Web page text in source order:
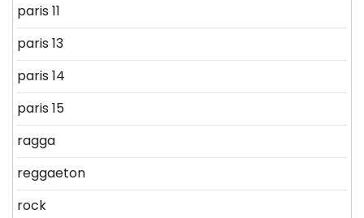
paris 11
paris 13
paris 14
paris 15
ragga
reggaeton
rock